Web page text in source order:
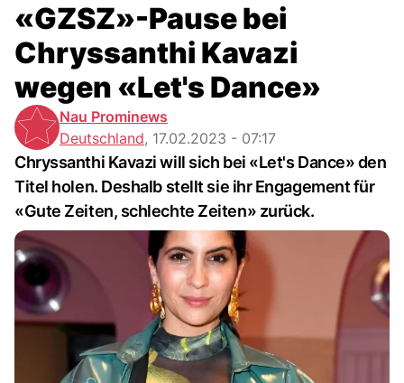
«GZSZ»-Pause bei
Chryssanthi Kavazi
wegen «Let's Dance»
Nau Prominews
Deutschland, 17.02.2023 - 07:17
Chryssanthi Kavazi will sich bei «Let's Dance» den
Titel holen. Deshalb stellt sie ihr Engagement für
«Gute Zeiten, schlechte Zeiten» zurück.